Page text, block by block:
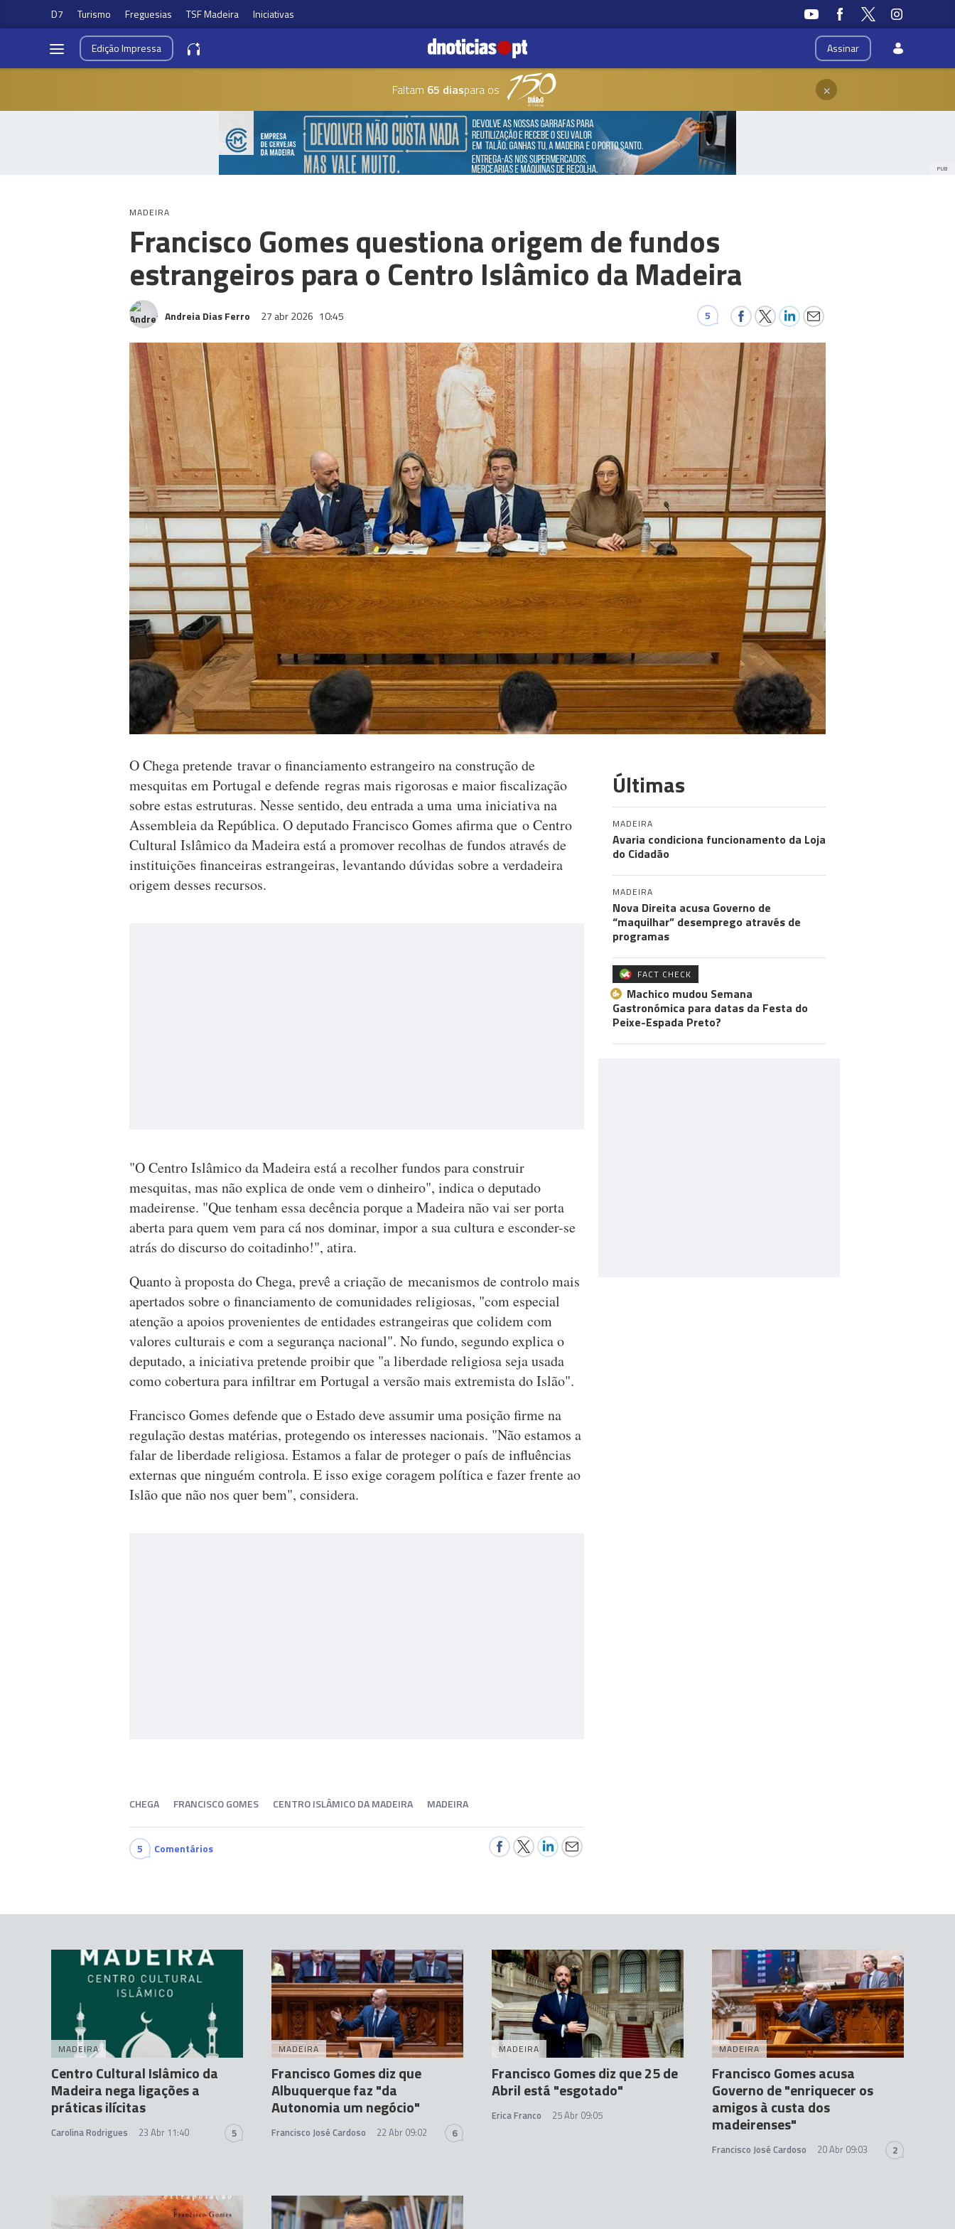
D7 Turismo Freguesias TSF Madeira Iniciativas
Assinar
EdiçãoImpressa
Faltam 65 diaspara os ×
PUB
MADEIRA
Francisco Gomes questiona origem de fundos
estrangeiros para o Centro Islâmico da Madeira
Andreia Dias Ferro 27 abr 2026 10:45 5
O Chega pretende travar o financiamento estrangeiro na construção de
mesquitas em Portugal e defende regras mais rigorosas e maior fiscalização
sobre estas estruturas. Nesse sentido, deu entrada a uma uma iniciativa na
Assembleia da República. O deputado Francisco Gomes afirma que o Centro
Cultural Islâmico da Madeira está a promover recolhas de fundos através de
instituições financeiras estrangeiras, levantando dúvidas sobre a verdadeira
origem desses recursos.
"O Centro Islâmico da Madeira está a recolher fundos para construir
mesquitas, mas não explica de onde vem o dinheiro", indica o deputado
madeirense. "Que tenham essa decência porque a Madeira não vai ser porta
aberta para quem vem para cá nos dominar, impor a sua cultura e esconder-se
atrás do discurso do coitadinho!", atira.
Quanto à proposta do Chega, prevê a criação de mecanismos de controlo mais
apertados sobre o financiamento de comunidades religiosas, "com especial
atenção a apoios provenientes de entidades estrangeiras que colidem com
valores culturais e com a segurança nacional". No fundo, segundo explica o
deputado, a iniciativa pretende proibir que "a liberdade religiosa seja usada
como cobertura para infiltrar em Portugal a versão mais extremista do Islão".
Francisco Gomes defende que o Estado deve assumir uma posição firme na
regulação destas matérias, protegendo os interesses nacionais. "Não estamos a
falar de liberdade religiosa. Estamos a falar de proteger o país de influências
externas que ninguém controla. E isso exige coragem política e fazer frente ao
Islão que não nos quer bem", considera.
CHEGA FRANCISCO GOMES CENTRO ISLÂMICO DA MADEIRA MADEIRA
5 Comentários
Últimas
MADEIRA
Avaria condiciona funcionamento da Loja
do Cidadão
MADEIRA
Nova Direita acusa Governo de
“maquilhar” desemprego através de
programas
FACT CHECK
Machico mudou Semana
Gastronómica para datas da Festa do
Peixe-Espada Preto?
MADEIRA
Centro Cultural Islâmico da
Madeira nega ligações a
práticas ilícitas
Carolina Rodrigues 23 Abr 11:40 5
MADEIRA
Francisco Gomes diz que
Albuquerque faz "da
Autonomia um negócio"
Francisco José Cardoso 22 Abr 09:02 6
MADEIRA
Francisco Gomes diz que 25 de
Abril está "esgotado"
Erica Franco 25 Abr 09:05
MADEIRA
Francisco Gomes acusa
Governo de "enriquecer os
amigos à custa dos
madeirenses"
Francisco José Cardoso 20 Abr 09:03 2